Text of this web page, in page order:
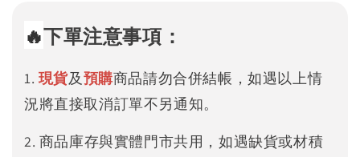
🔥下單注意事項：
1. 現貨及預購商品請勿合併結帳，如遇以上情
況將直接取消訂單不另通知。
2. 商品庫存與實體門市共用，如遇缺貨或材積